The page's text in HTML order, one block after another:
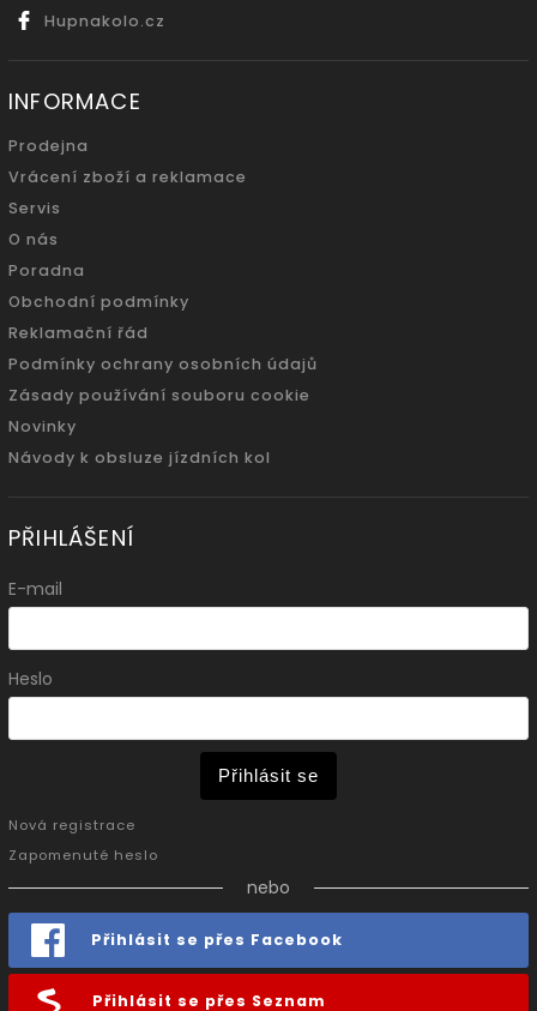
Hupnakolo.cz
INFORMACE
Prodejna
Vrácení zboží a reklamace
Servis
O nás
Poradna
Obchodní podmínky
Reklamační řád
Podmínky ochrany osobních údajů
Zásady používání souboru cookie
Novinky
Návody k obsluze jízdních kol
PŘIHLÁŠENÍ
E-mail
Heslo
Přihlásit se
Nová registrace
Zapomenuté heslo
nebo
Přihlásit se přes Facebook
Přihlásit se přes Seznam